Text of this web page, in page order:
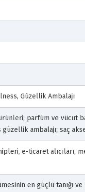
Güzellik Ambalajı
parfüm ve vücut
ambalajı; saç
e-ticaret alıcıları,
en güçlü tanığı